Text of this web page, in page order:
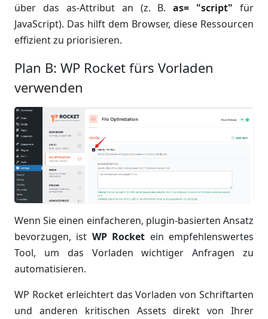
über das as-Attribut an (z. B.as= "script" für
JavaScript). Das hilft dem Browser, diese Ressourcen
effizient zu priorisieren.
Plan B: WP Rocket fürs Vorladen
verwenden
Wenn Sie einen einfacheren, plugin-basierten Ansatz
bevorzugen, ist WP Rocket ein empfehlenswertes
Tool, um das Vorladen wichtiger Anfragen zu
automatisieren.
WP Rocket erleichtert das Vorladen von Schriftarten
und anderen kritischen Assets direkt von Ihrer